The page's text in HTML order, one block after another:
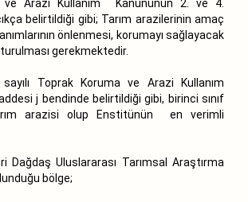
ve Arazi Kullanım Kanununun 2. ve 4.
belirtildiği gibi; Tarım arazilerinin amaç
önlenmesi, korumayı sağlayacak
gerekmektedir.
Toprak Koruma ve Arazi Kullanım
j bendinde belirtildiği gibi, birinci sınıf
arazisi olup Enstitünün en verimli
Dağdaş Uluslararası Tarımsal Araştırma
bölge;